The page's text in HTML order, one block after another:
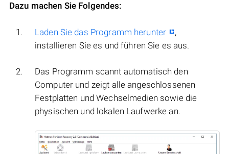
Dazu machen Sie Folgendes:
Laden Sie das Programm herunter
,
installieren Sie es und führen Sie es aus.
Das Programm scannt automatisch den
Computer und zeigt alle angeschlossenen
Festplatten und Wechselmedien sowie die
physischen und lokalen Laufwerke an.